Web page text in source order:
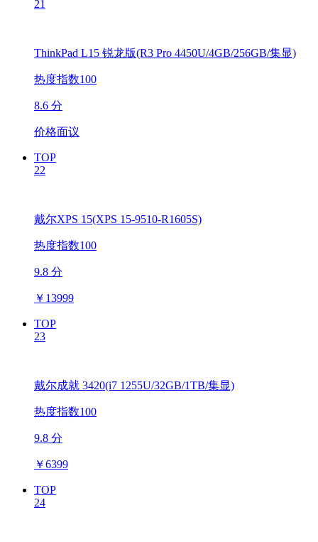
21
ThinkPad L15 锐龙版(R3 Pro 4450U/4GB/256GB/集显)
热度指数100
8.6 分
价格面议
TOP
22
戴尔XPS 15(XPS 15-9510-R1605S)
热度指数100
9.8 分
￥ 13999
TOP
23
戴尔成就 3420(i7 1255U/32GB/1TB/集显)
热度指数100
9.8 分
￥6399
TOP
24